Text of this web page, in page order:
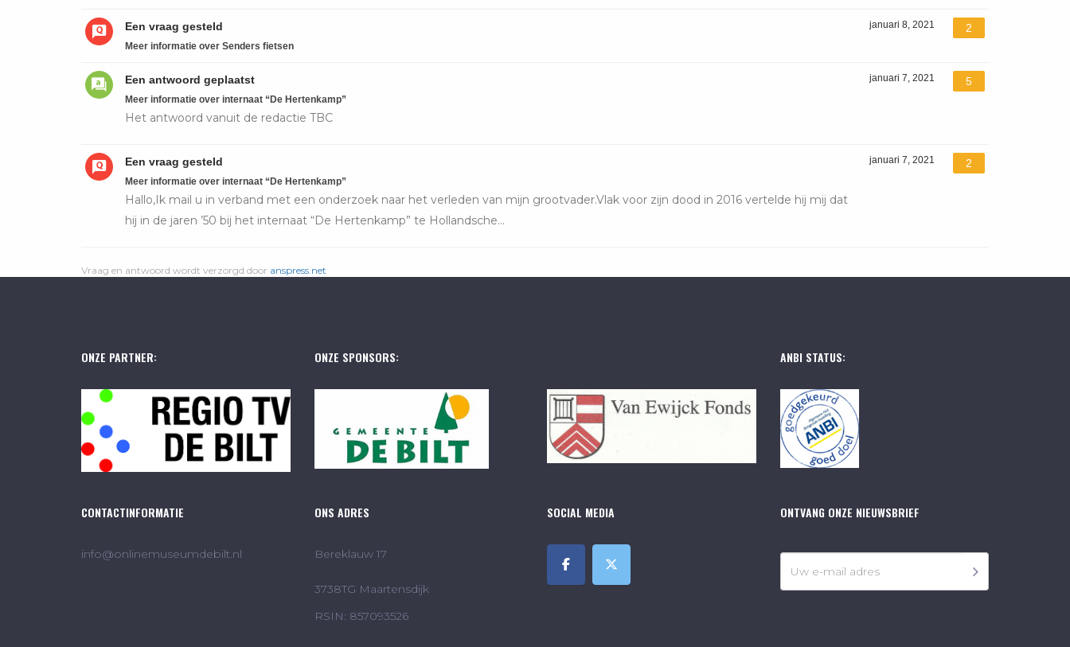
Een vraag gesteld
Meer informatie over Senders fietsen
januari 8, 2021 2
Een antwoord geplaatst
Meer informatie over internaat “De Hertenkamp”
Het antwoord vanuit de redactie TBC
januari 7, 2021 5
Een vraag gesteld
Meer informatie over internaat “De Hertenkamp”
Hallo,Ik mail u in verband met een onderzoek naar het verleden van mijn grootvader.Vlak voor zijn dood in 2016 vertelde hij mij dat
hij in de jaren ’50 bij het internaat “De Hertenkamp” te Hollandsche...
januari 7, 2021 2
Vraag en antwoord wordt verzorgd door anspress.net
ONZE PARTNER: ONZE SPONSORS: ANBI STATUS:
CONTACTINFORMATIE
info@onlinemuseumdebilt.nl
ONS ADRES
Bereklauw 17
3738TG Maartensdijk
RSIN: 857093526
SOCIAL MEDIA ONTVANG ONZE NIEUWSBRIEF